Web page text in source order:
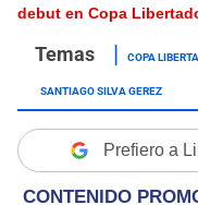
debut en Copa
COPA
SANTIAGO SILVA GEREZ
Prefiero a